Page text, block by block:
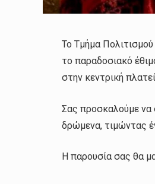
Το Τμήμα
το παραδοσιακό
στην κεντρική
Σας προσκαλούμε να
δρώμενα, τιμώντας
Η παρουσία σας θα